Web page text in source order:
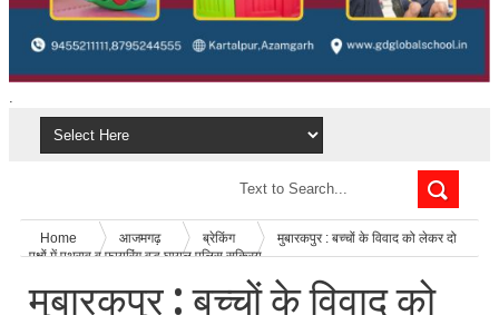
.
Home आजमगढ़ ब्रेकिंग
मुबारकपुर : बच्चों के विवाद को लेकर दो
पक्षों में पथराव व फायरिंग,वृद्ध घायल पुलिस सक्रिय
मुबारकपुर : बच्चों के विवाद को